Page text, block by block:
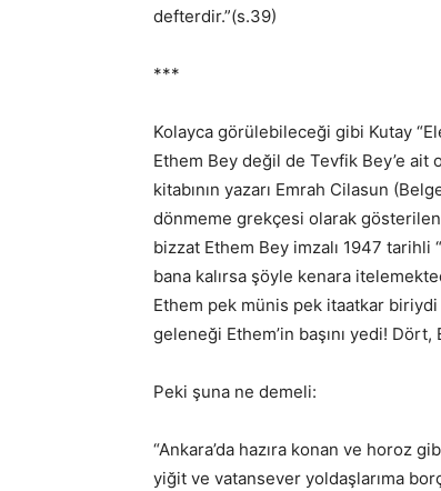
defterdir.”(s.39)
***
Kolayca görülebileceği gibi Kutay
Ethem Bey değil de Tevfik Bey’e ait
kitabının yazarı Emrah Cilasun
dönmeme grekçesi olarak
bizzat Ethem Bey imzalı 1947
bana kalırsa şöyle kenara
Ethem pek münis pek itaatkar biriydi
geleneği Ethem’in başını yedi!
Peki şuna ne demeli:
“Ankara’da hazıra konan ve horoz
yiğit ve vatansever yoldaşlarıma